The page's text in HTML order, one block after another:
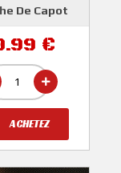
De Capot
€
ACHETEZ